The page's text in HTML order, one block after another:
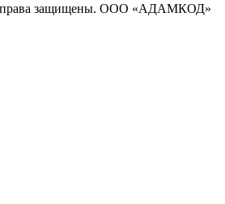
права защищены. ООО «АДАМКОД»